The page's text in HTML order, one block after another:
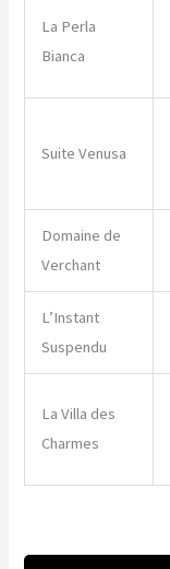
La Perla
Bianca
Suite Venusa
Domaine de
Verchant
L’Instant
Suspendu
La Villa des
Charmes